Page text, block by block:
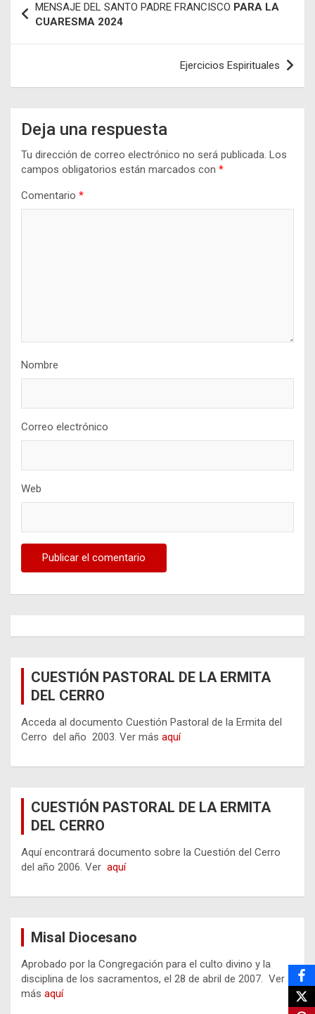
de
entradas
MENSAJE DEL SANTO PADRE FRANCISCO PARA LA
CUARESMA 2024
Ejercicios Espirituales
Deja una respuesta
Tu dirección de correo electrónico no será publicada. Los
campos obligatorios están marcados con *
Comentario *
Nombre
Correo electrónico
Web
CUESTIÓN PASTORAL DE LA ERMITA
DEL CERRO
Acceda al documento Cuestión Pastoral de la Ermita del
Cerro del año 2003. Ver más aquí
CUESTIÓN PASTORAL DE LA ERMITA
DEL CERRO
Aquí encontrará documento sobre la Cuestión del Cerro
del año 2006. Ver aquí
Misal Diocesano
Aprobado por la Congregación para el culto divino y la
disciplina de los sacramentos, el 28 de abril de 2007. Ver
más aquí